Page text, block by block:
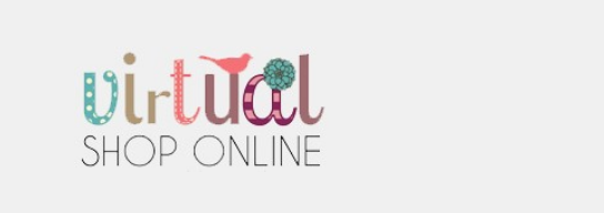
la
navegación
al
contenido